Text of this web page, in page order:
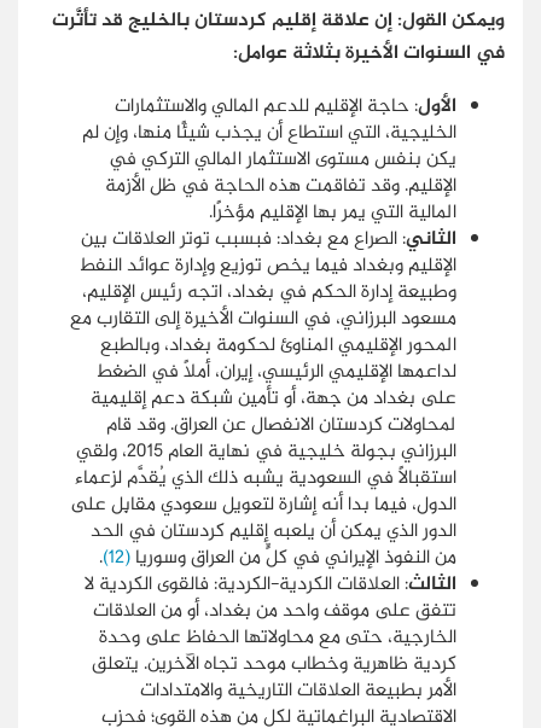
ويمكن القول: إن علاقة إقليم كردستان بالخليج قد تأثَّرت
في السنوات الأخيرة بثلاثة عوامل:
الأول: حاجة الإقليم للدعم المالي والاستثمارات
الخليجية، التي استطاع أن يجذب شيئًا منها، وإن لم
يكن بنفس مستوى الاستثمار المالي التركي في
الإقليم. وقد تفاقمت هذه الحاجة في ظل الأزمة
المالية التي يمر بها الإقليم مؤخرًا.
الثاني: الصراع مع بغداد: فبسبب توتر العلاقات بين
الإقليم وبغداد فيما يخص توزيع وإدارة عوائد النفط
وطبيعة إدارة الحكم في بغداد، اتجه رئيس الإقليم،
مسعود البرزاني، في السنوات الأخيرة إلى التقارب مع
المحور الإقليمي المناوئ لحكومة بغداد، وبالطبع
لداعمها الإقليمي الرئيسي، إيران، أملًا في الضغط
على بغداد من جهة، أو تأمين شبكة دعم إقليمية
لمحاولات كردستان الانفصال عن العراق. وقد قام
البرزاني بجولة خليجية في نهاية العام 2015، ولقي
استقبالًا في السعودية يشبه ذلك الذي يُقدَّم لزعماء
الدول، فيما بدا أنه إشارة لتعويل سعودي مقابِل على
الدور الذي يمكن أن يلعبه إقليم كردستان في الحد
من النفوذ الإيراني في كلٍّ من العراق وسوريا(12)
.
الثالث: العلاقات الكردية-الكردية: فالقوى الكردية لا
تتفق على موقف واحد من بغداد، أو من العلاقات
الخارجية، حتى مع محاولاتها الحفاظ على وحدة
كردية ظاهرية وخطاب موحد تجاه الآخرين. يتعلق
الأمر بطبيعة العلاقات التاريخية والامتدادات
الاقتصادية البراغماتية لكل من هذه القوى؛ فحزب